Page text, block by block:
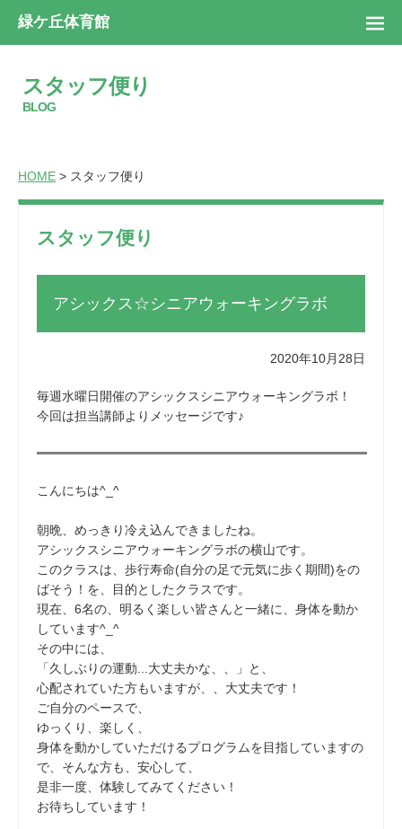
緑ケ丘体育館
スタッフ便り
BLOG
HOME > スタッフ便り
スタッフ便り
アシックス☆シニアウォーキングラボ
2020年10月28日
毎週水曜日開催のアシックスシニアウォーキングラボ！
今回は担当講師よりメッセージです♪
こんにちは^_^
朝晩、めっきり冷え込んできましたね。
アシックスシニアウォーキングラボの横山です。
このクラスは、歩行寿命(自分の足で元気に歩く期間)をの
ばそう！を、目的としたクラスです。
現在、6名の、明るく楽しい皆さんと一緒に、身体を動か
しています^_^
その中には、
「久しぶりの運動...大丈夫かな、、」と、
心配されていた方もいますが、、大丈夫です！
ご自分のペースで、
ゆっくり、楽しく、
身体を動かしていただけるプログラムを目指していますの
で、そんな方も、安心して、
是非一度、体験してみてください！
お待ちしています！